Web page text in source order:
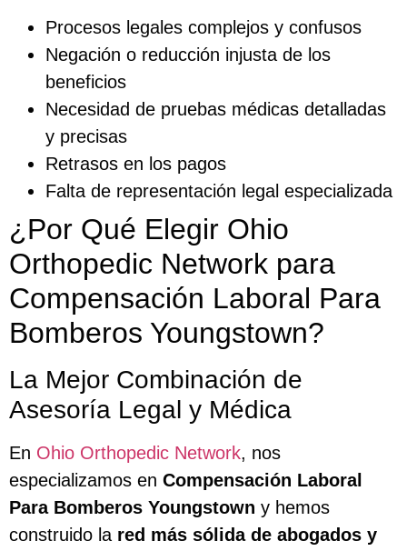
Procesos legales complejos y confusos
Negación o reducción injusta de los
beneficios
Necesidad de pruebas médicas detalladas
y precisas
Retrasos en los pagos
Falta de representación legal especializada
¿Por Qué Elegir Ohio
Orthopedic Network para
Compensación Laboral Para
Bomberos Youngstown?
La Mejor Combinación de
Asesoría Legal y Médica
En Ohio Orthopedic Network, nos
especializamos en Compensación Laboral
Para Bomberos Youngstown y hemos
construido la red más sólida de abogados y